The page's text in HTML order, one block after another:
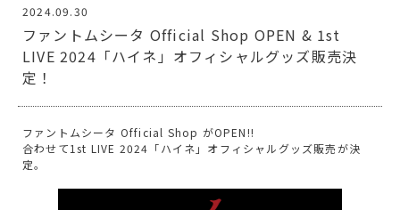
2024.09.30
ファントムシータ Official Shop OPEN & 1st
LIVE 2024「ハイネ」オフィシャルグッズ販売決
定！
ファントムシータ Official Shop がOPEN!!
合わせて1st LIVE 2024「ハイネ」オフィシャルグッズ販売が決
定。